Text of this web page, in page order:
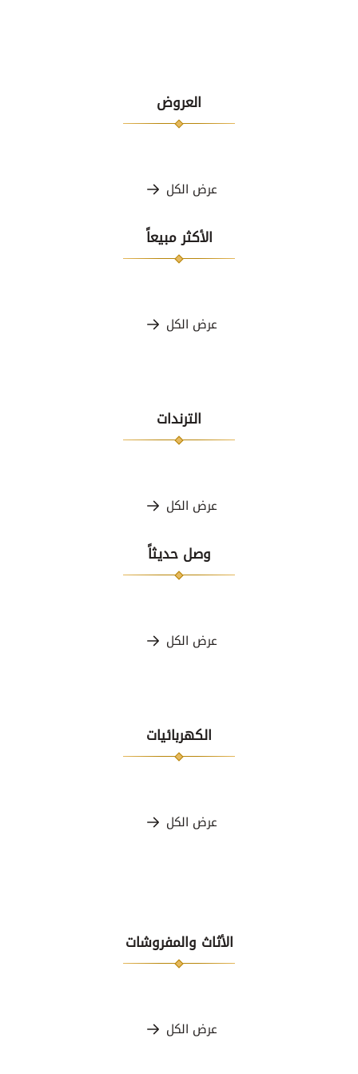
العروض
عرض الكل
الأكثر مبيعاً
عرض الكل
الترندات
عرض الكل
وصل حديثاً
عرض الكل
الكهربائيات
عرض الكل
الأثاث والمفروشات
عرض الكل